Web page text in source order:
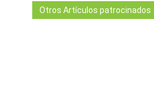
Otros Artículos patrocinados